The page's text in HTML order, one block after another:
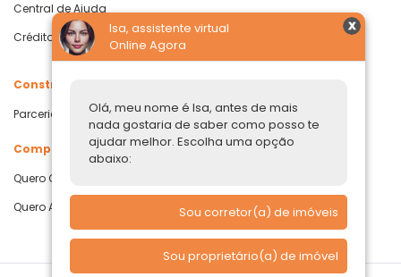
Isa, assistente virtual
Online Agora
Olá, meu nome é Isa, antes de mais
nada gostaria de saber como posso te
ajudar melhor. Escolha uma opção
abaixo:
Sou corretor(a) de imóveis
Sou proprietário(a) de imóvel
Central de Ajuda
Crédito com Garantia de Imóvel
Construtoras
Parcerias Imobiliárias
Comprar ou alugar
Quero Comprar
Quero Alugar